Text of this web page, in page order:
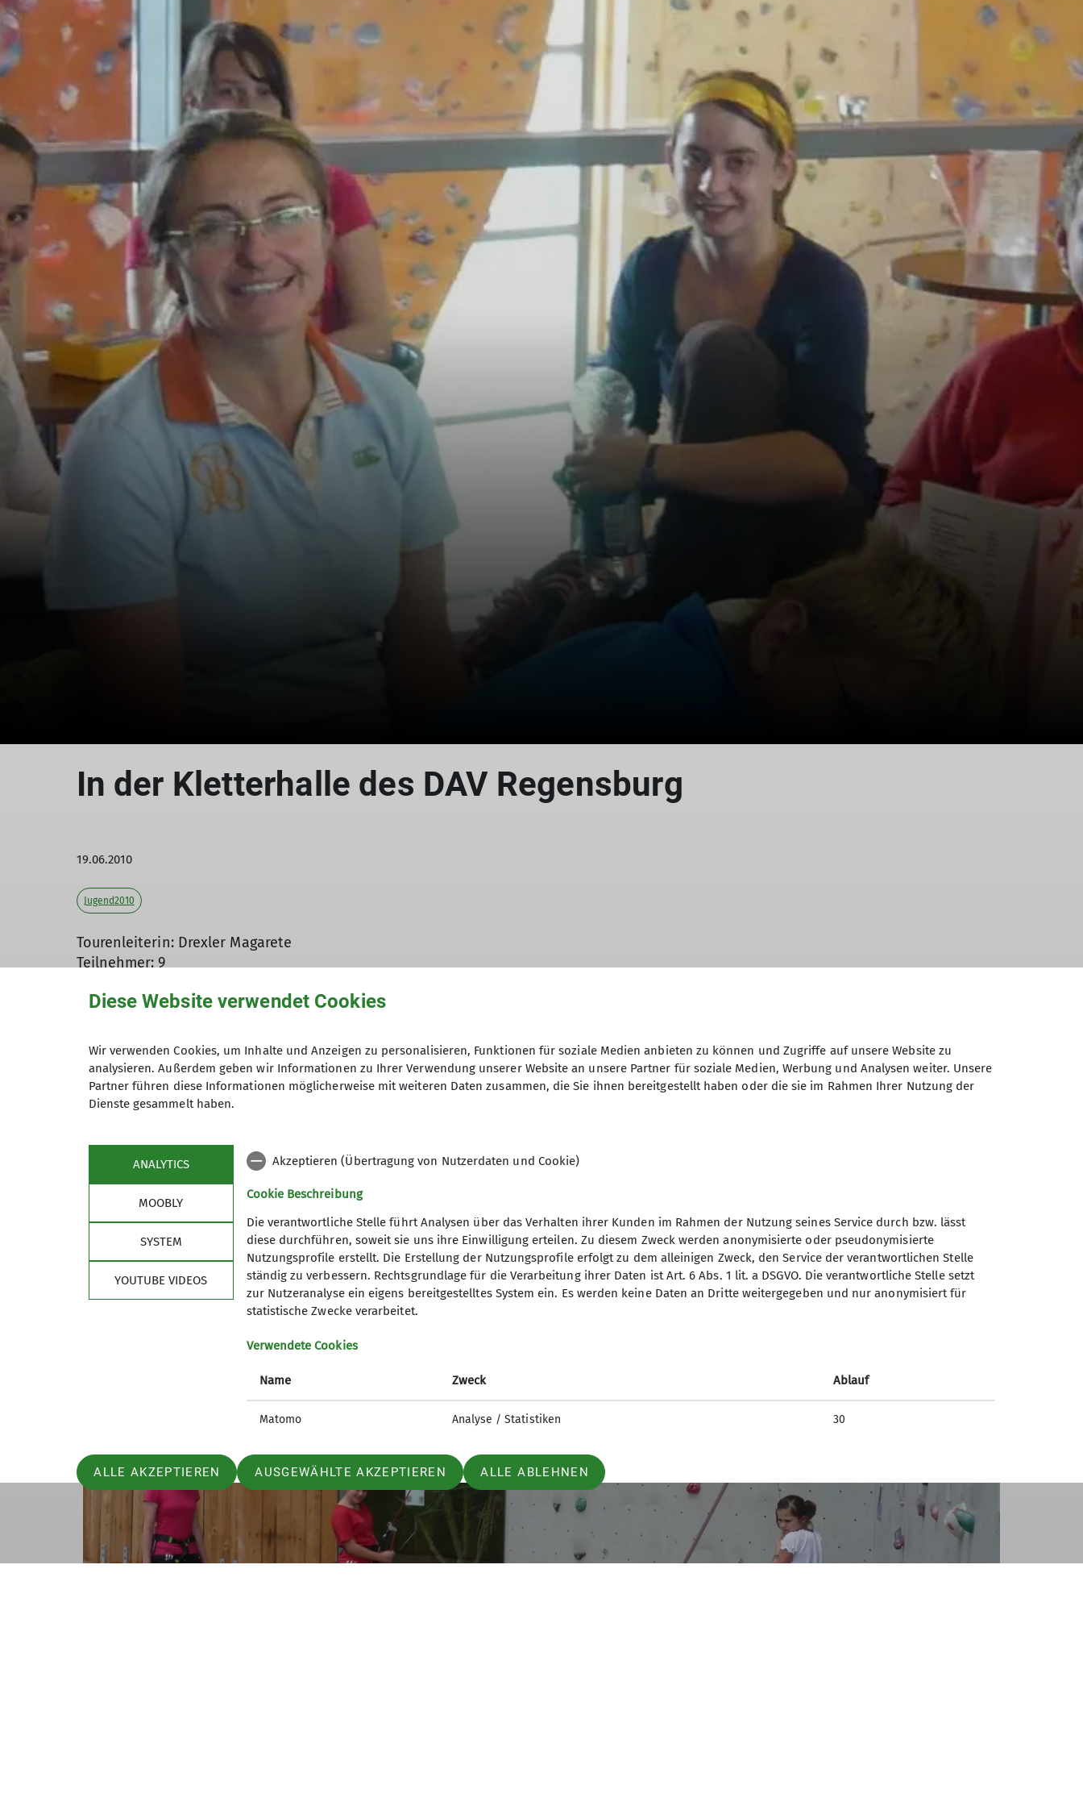
In der Kletterhalle des DAV Regensburg
19.06.2010
Jugend2010
Tourenleiterin: Drexler Magarete
Teilnehmer: 9
verlegen sind, nutzten wir das schlechte Wetter für einen ausgiebigen Besuch im DAV Kletterzentrum Regensburg.
Die Halle wurde erst vor gut einem Jahr eingeweiht und bietet Klettergenuss auf 1700 qm im Innen- und derzeit 270 qm im Außenbereich.
Fast überall sind die Touren ca. 14 Meter lang und aus diesem Grund durchaus auch für die Kletterkondition eine Herausforderung.
Wir waren uns alle einig, dass der Ausflug in diese Kletterhalle in jedem Fall ein würdiger Ersatz für das Pinzgau-Wochenende war.
Diese Website verwendet Cookies
Wir verwenden Cookies, um Inhalte und Anzeigen zu personalisieren, Funktionen für soziale Medien anbieten zu können und Zugriffe auf unsere Website zu
analysieren. Außerdem geben wir Informationen zu Ihrer Verwendung unserer Website an unsere Partner für soziale Medien, Werbung und Analysen weiter. Unsere
Partner führen diese Informationen möglicherweise mit weiteren Daten zusammen, die Sie ihnen bereitgestellt haben oder die sie im Rahmen Ihrer Nutzung der
Dienste gesammelt haben.
ANALYTICS
MOOBLY
SYSTEM
YOUTUBE VIDEOS
Akzeptieren (Übertragung von Nutzerdaten und Cookie)
Cookie Beschreibung
Die verantwortliche Stelle führt Analysen über das Verhalten ihrer Kunden im Rahmen der Nutzung seines Service durch bzw. lässt
diese durchführen, soweit sie uns ihre Einwilligung erteilen. Zu diesem Zweck werden anonymisierte oder pseudonymisierte
Nutzungsprofile erstellt. Die Erstellung der Nutzungsprofile erfolgt zu dem alleinigen Zweck, den Service der verantwortlichen Stelle
ständig zu verbessern. Rechtsgrundlage für die Verarbeitung ihrer Daten ist Art. 6 Abs. 1 lit. a DSGVO. Die verantwortliche Stelle setzt
zur Nutzeranalyse ein eigens bereitgestelltes System ein. Es werden keine Daten an Dritte weitergegeben und nur anonymisiert für
statistische Zwecke verarbeitet.
Verwendete Cookies
Name Zweck Ablauf
Matomo Analyse / Statistiken 30
ALLE AKZEPTIEREN AUSGEWÄHLTE AKZEPTIEREN ALLE ABLEHNEN